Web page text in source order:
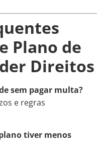
Plano de
Direitos
sem pagar multa?
e regras
tiver menos